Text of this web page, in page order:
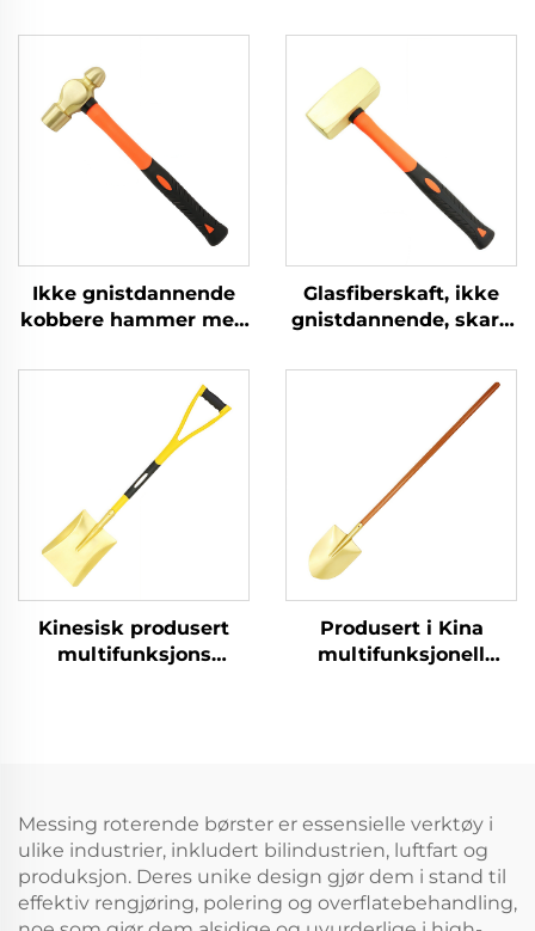
Ikke gnistdannende
kobbere hammer med
ballpene hammer til
brennbare og
eksplosive steder
Glasfiberskaft, ikke
gnistdannende, skarp
sleggehammer av
tysk type for bruk i
brennbare og
eksplosive miljøer
Kinesisk produsert
multifunksjons
Produsert i Kina
multifunksjonell
steder
Messing roterende børster er essensielle verktøy i
ulike industrier, inkludert bilindustrien, luftfart og
produksjon. Deres unike design gjør dem i stand til
effektiv rengjøring, polering og overflatebehandling,